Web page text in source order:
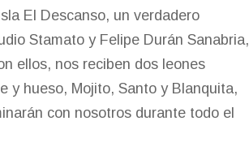
El Descanso, un verdadero
Stamato y Felipe Durán Sanabria,
ellos, nos reciben dos leones
y hueso, Mojito, Santo y Blanquita,
con nosotros durante todo el